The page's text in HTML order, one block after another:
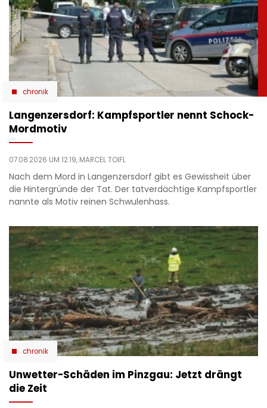
chronik
Langenzersdorf: Kampfsportler nennt Schock-
Mordmotiv
07.08.2026 UM 12:19, MARCEL TOIFL
Nach dem Mord in Langenzersdorf gibt es Gewissheit über
die Hintergründe der Tat. Der tatverdächtige Kampfsportler
nannte als Motiv reinen Schwulenhass.
chronik
Unwetter-Schäden im Pinzgau: Jetzt drängt
die Zeit